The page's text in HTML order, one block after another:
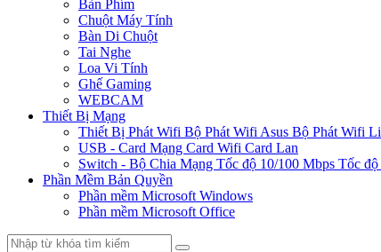
Bàn Phím
Chuột Máy Tính
Bàn Di Chuột
Tai Nghe
Loa Vi Tính
Ghế Gaming
WEBCAM
Thiết Bị Mạng
Thiết Bị Phát Wifi Bộ Phát Wifi Asus Bộ Phát Wifi
USB - Card Mạng Card Wifi Card Lan
Switch - Bộ Chia Mạng Tốc độ 10/100 Mbps Tốc độ
Phần Mềm Bản Quyền
Phần mềm Microsoft Windows
Phần mềm Microsoft Office